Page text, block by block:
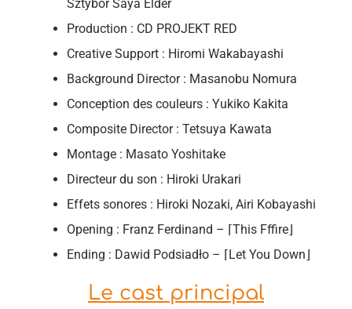
Sztybor Saya Elder
Production : CD PROJEKT RED
Creative Support : Hiromi Wakabayashi
Background Director : Masanobu Nomura
Conception des couleurs : Yukiko Kakita
Composite Director : Tetsuya Kawata
Montage : Masato Yoshitake
Directeur du son : Hiroki Urakari
Effets sonores : Hiroki Nozaki, Airi Kobayashi
Opening : Franz Ferdinand – ⌈This Fffire⌋
Ending : Dawid Podsiadło – ⌈Let You Down⌋
Le cast principal